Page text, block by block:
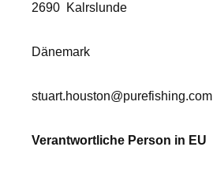
2690 Kalrslunde
Dänemark
stuart.houston@purefishing.com
Verantwortliche Person in EU